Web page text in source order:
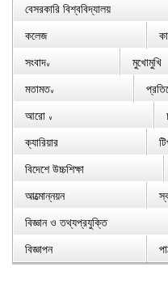
বেসরকারি বিশ্ববিদ্যালয়
কলেজ
সংবাদ∨
মুখোমুখি
মতামত∨
আরো ∨
ক্যারিয়ার
বিদেশে উচ্চশিক্ষা
আত্মোন্নয়ন
বিজ্ঞান ও তথ্যপ্রযুক্তি
বিজ্ঞাপন